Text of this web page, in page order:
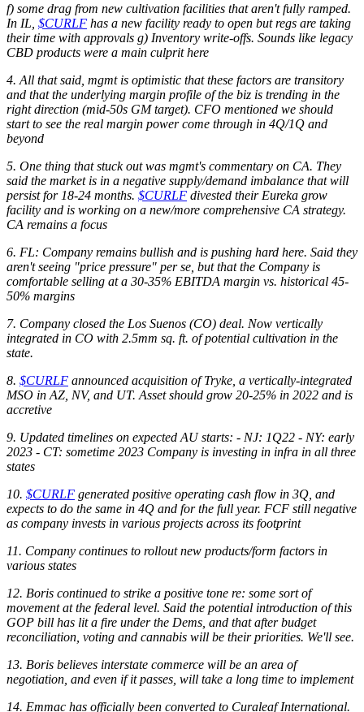
f) some drag from new cultivation facilities that aren't fully ramped.
In IL, $CURLF has a new facility ready to open but regs are taking
their time with approvals g) Inventory write-offs. Sounds like legacy
CBD products were a main culprit here
4. All that said, mgmt is optimistic that these factors are transitory
and that the underlying margin profile of the biz is trending in the
right direction (mid-50s GM target). CFO mentioned we should
start to see the real margin power come through in 4Q/1Q and
beyond
5. One thing that stuck out was mgmt's commentary on CA. They
said the market is in a negative supply/demand imbalance that will
persist for 18-24 months. $CURLF divested their Eureka grow
facility and is working on a new/more comprehensive CA strategy.
CA remains a focus
6. FL: Company remains bullish and is pushing hard here. Said they
aren't seeing "price pressure" per se, but that the Company is
comfortable selling at a 30-35% EBITDA margin vs. historical 45-
50% margins
7. Company closed the Los Suenos (CO) deal. Now vertically
integrated in CO with 2.5mm sq. ft. of potential cultivation in the
state.
8. $CURLF announced acquisition of Tryke, a vertically-integrated
MSO in AZ, NV, and UT. Asset should grow 20-25% in 2022 and is
accretive
9. Updated timelines on expected AU starts: - NJ: 1Q22 - NY: early
2023 - CT: sometime 2023 Company is investing in infra in all three
states
10. $CURLF generated positive operating cash flow in 3Q, and
expects to do the same in 4Q and for the full year. FCF still negative
as company invests in various projects across its footprint
11. Company continues to rollout new products/form factors in
various states
12. Boris continued to strike a positive tone re: some sort of
movement at the federal level. Said the potential introduction of this
GOP bill has lit a fire under the Dems, and that after budget
reconciliation, voting and cannabis will be their priorities. We'll see.
13. Boris believes interstate commerce will be an area of
negotiation, and even if it passes, will take a long time to implement
14. Emmac has officially been converted to Curaleaf International.